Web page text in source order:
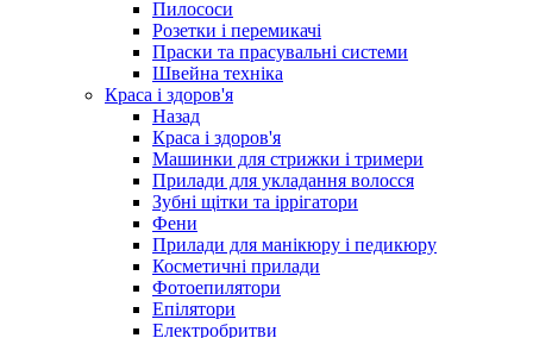
Пилососи
Розетки і перемикачі
Праски та прасувальні системи
Швейна техніка
Краса і здоров'я
Назад
Краса і здоров'я
Машинки для стрижки і тримери
Прилади для укладання волосся
Зубні щітки та іррігатори
Фени
Прилади для манікюру і педикюру
Косметичні прилади
Фотоепилятори
Епілятори
Електробритви